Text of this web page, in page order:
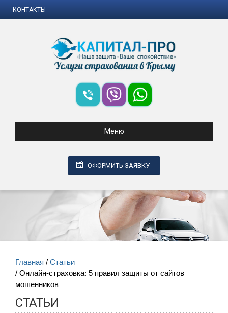
КОНТАКТЫ
Меню
ОФОРМИТЬ ЗАЯВКУ
Главная
Статьи
Онлайн-страховка: 5 правил защиты от сайтов
мошенников
СТАТЬИ